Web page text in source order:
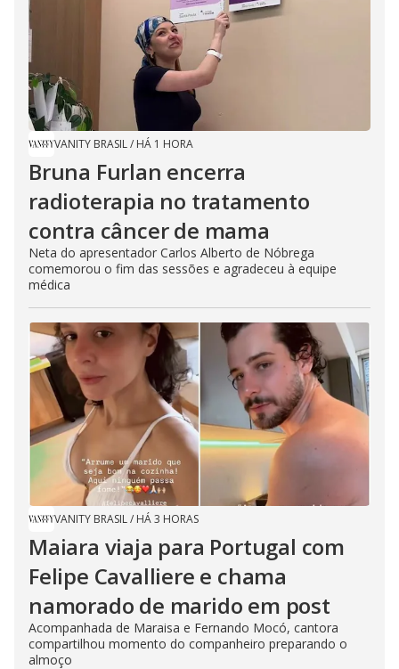
VANITY BRASIL/ HÁ 1 HORA
Bruna Furlan encerra
radioterapia no tratamento
contra câncer de mama
Neta do apresentador Carlos Alberto de Nóbrega
comemorou o fim das sessões e agradeceu à equipe
médica
VANITY BRASIL/ HÁ 3 HORAS
Maiara viaja para Portugal com
Felipe Cavalliere e chama
namorado de marido em post
Acompanhada de Maraisa e Fernando Mocó, cantora
compartilhou momento do companheiro preparando o
almoço